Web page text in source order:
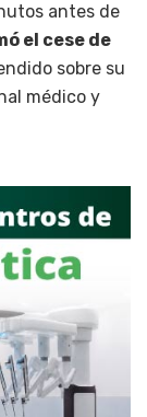
antes de
el cese de
sobre su
médico y